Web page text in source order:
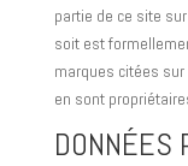
partie de ce site
soit est
marques citées
en sont
DONNÉES